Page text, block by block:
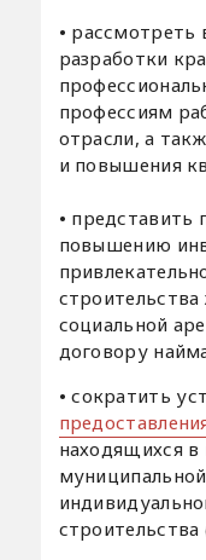
• рассмотреть
разработки
профессиям
отрасли, а
и повышения
• представить
повышению
строительства
социальной
договору
•сократить
находящихся в